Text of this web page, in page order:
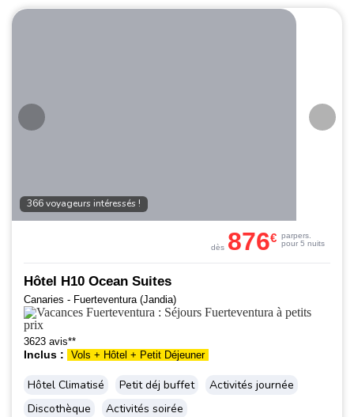
366 voyageurs intéressés !
Hôtel H10 Ocean Suites
Canaries - Fuerteventura (Jandia)
3623 avis**
Inclus : Vols + Hôtel + Petit Déjeuner
Hôtel Climatisé Petit déj buffet
Activités journée
Discothèque
Activités soirée
dès 876€ parpers.
pour 5 nuits